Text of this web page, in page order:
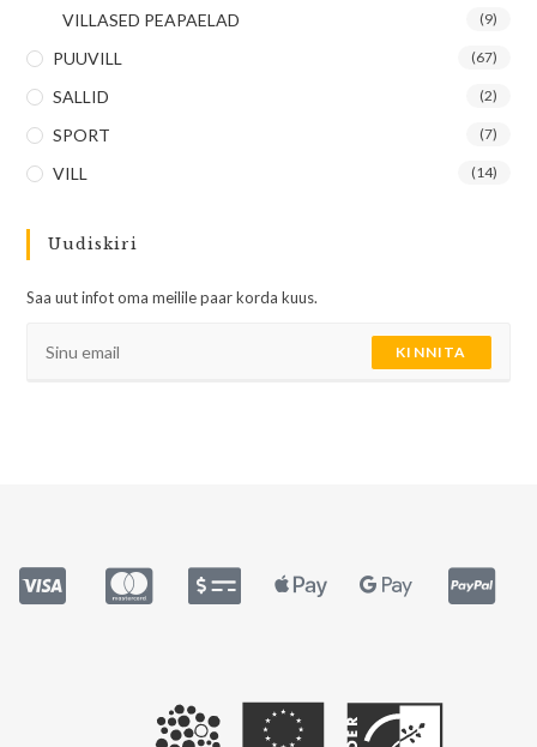
VILLASED PEAPAELAD (9)
PUUVILL (67)
SALLID (2)
SPORT (7)
VILL (14)
Uudiskiri
Saa uut infot oma meilile paar korda kuus.
KINNITA